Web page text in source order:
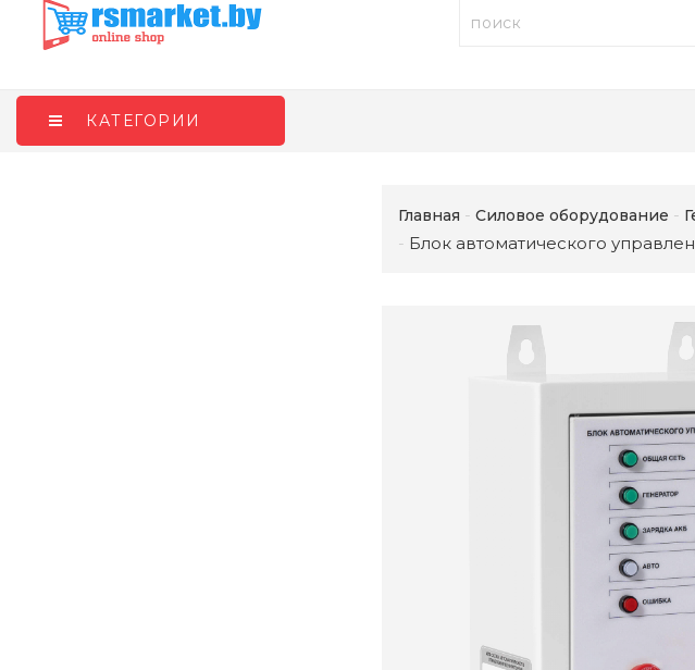
КАТЕГОРИИ
Главная Силовое оборудование
Блок автоматического